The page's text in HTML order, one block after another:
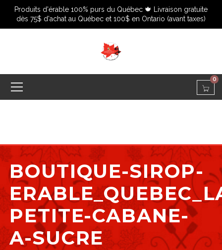
Produits d'érable 100% purs du Québec 🍁 Livraison gratuite
dès 75$ d'achat au Québec et 100$ en Ontario (avant taxes)
0
BOUTIQUE-SIROP-
PETITE-CABANE-
A-SUCRE